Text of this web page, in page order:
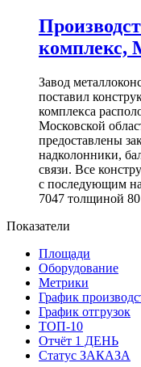
комплекс,
Завод
поставил
комплекса
Московской
предоставлены
надколонники,
связи. Все
с последующим
7047 толщиной
Показатели
Площади
Оборудование
Метрики
График
График отгрузок
ТОП-10
Отчёт 1 ДЕНЬ
Статус ЗАКАЗА